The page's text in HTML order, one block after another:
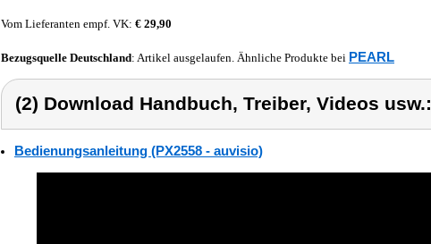
Vom Lieferanten empf. VK: € 29,90
Bezugsquelle Deutschland: Artikel ausgelaufen. Ähnliche Produkte bei PEARL
(2) Download Handbuch, Treiber, Videos usw.:
Bedienungsanleitung (PX2558 - auvisio)